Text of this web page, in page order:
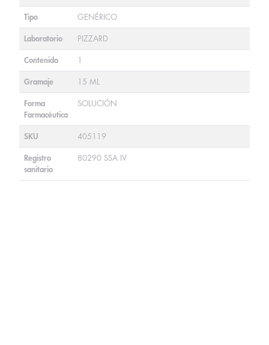
Tipo GENÉRICO
Laboratorio PIZZARD
Contenido 1
Gramaje 15 ML
Forma
Farmacéutica
SOLUCIÓN
SKU 405119
Registro
sanitario
80290 SSA IV